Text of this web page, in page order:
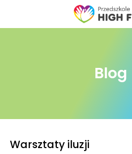
Blog
Warsztaty iluzji